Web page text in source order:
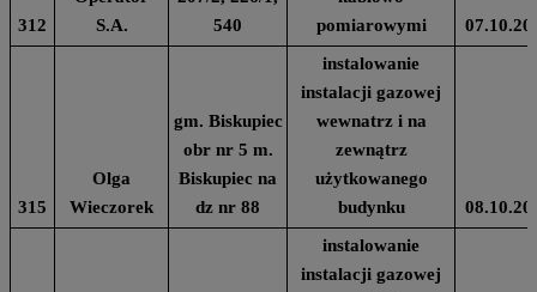
312
S.A.
540
pomiarowymi
315
Olga
Wieczorek
gm. Biskupiec
obr nr 5 m.
Biskupiec na
dz nr 88
instalowanie
instalacji gazowej
wewnatrz i na
zewnątrz
użytkowanego
budynku
instalowanie
instalacji gazowej